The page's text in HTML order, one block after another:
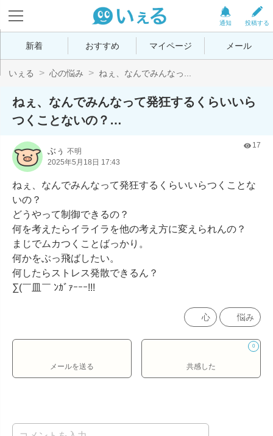
投稿する
通知
新着 おすすめ マイページ メール
いぇる 心の悩み ねぇ、なんでみんなっ...
ねぇ、なんでみんなって発狂するくらいいら
つくことないの？…
ぶぅ 不明
2025年5月18日 17:43
17
ねぇ、なんでみんなって発狂するくらいいらつくことな
いの？
どうやって制御できるの？
何を考えたらイライラを他の考え方に変えられんの？
まじでムカつくことばっかり。
何かをぶっ飛ばしたい。
何したらストレス発散できるん？
∑(￣皿￣ ﾝｶﾞｧｰｰｰ!!!
心 悩み
メールを送る
0
共感した